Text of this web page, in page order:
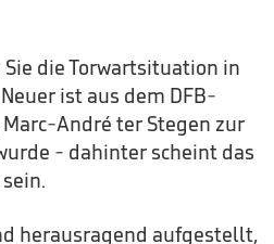
die Torwartsituation in
ist aus dem DFB-
André ter Stegen zur
- dahinter scheint das
herausragend aufgestellt,